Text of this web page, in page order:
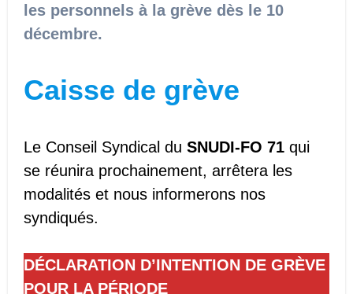
les personnels à la grève dès le 10
décembre.
Caisse de grève
Le Conseil Syndical du SNUDI-FO 71qui
se réunira prochainement, arrêtera les
modalités et nous informerons nos
syndiqués.
DÉCLARATION D’INTENTION DE GRÈVE
POUR LA PÉRIODE